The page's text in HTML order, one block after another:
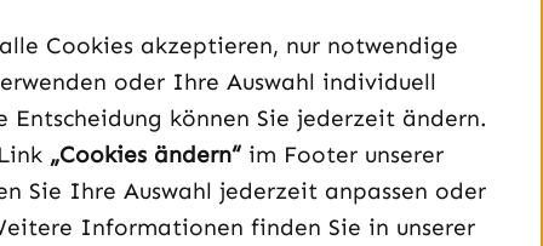
Unterstützung und Beratung unter:
040 – 182 295 901
Mo-Fr, 08:00 - 16:00 Uhr
Oder über unserKontaktformular
Cookies akzeptieren, nur notwendige
oder Ihre Auswahl individuell
Entscheidung können Sie jederzeit ändern.
„Cookies ändern“im Footer unserer
Sie Ihre Auswahl jederzeit anpassen oder
Informationen finden Sie in unserer